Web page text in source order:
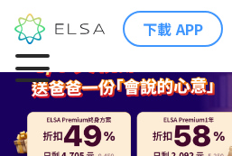
下載 APP